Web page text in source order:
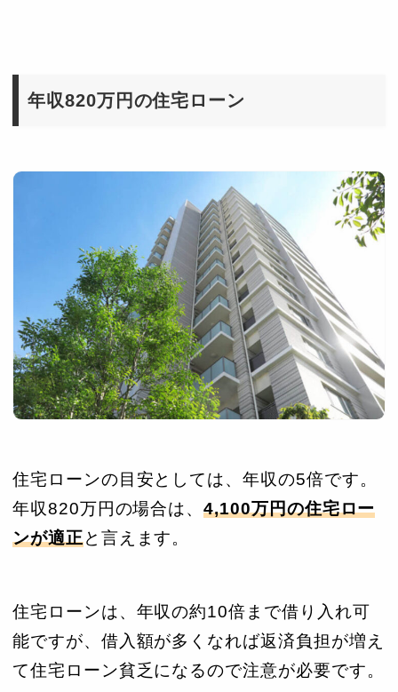
年収820万円の住宅ローン
住宅ローンの目安としては、年収の5倍です。
年収820万円の場合は、4,100万円の住宅ロー
ンが適正と言えます。
住宅ローンは、年収の約10倍まで借り入れ可
能ですが、借入額が多くなれば返済負担が増え
て住宅ローン貧乏になるので注意が必要です。